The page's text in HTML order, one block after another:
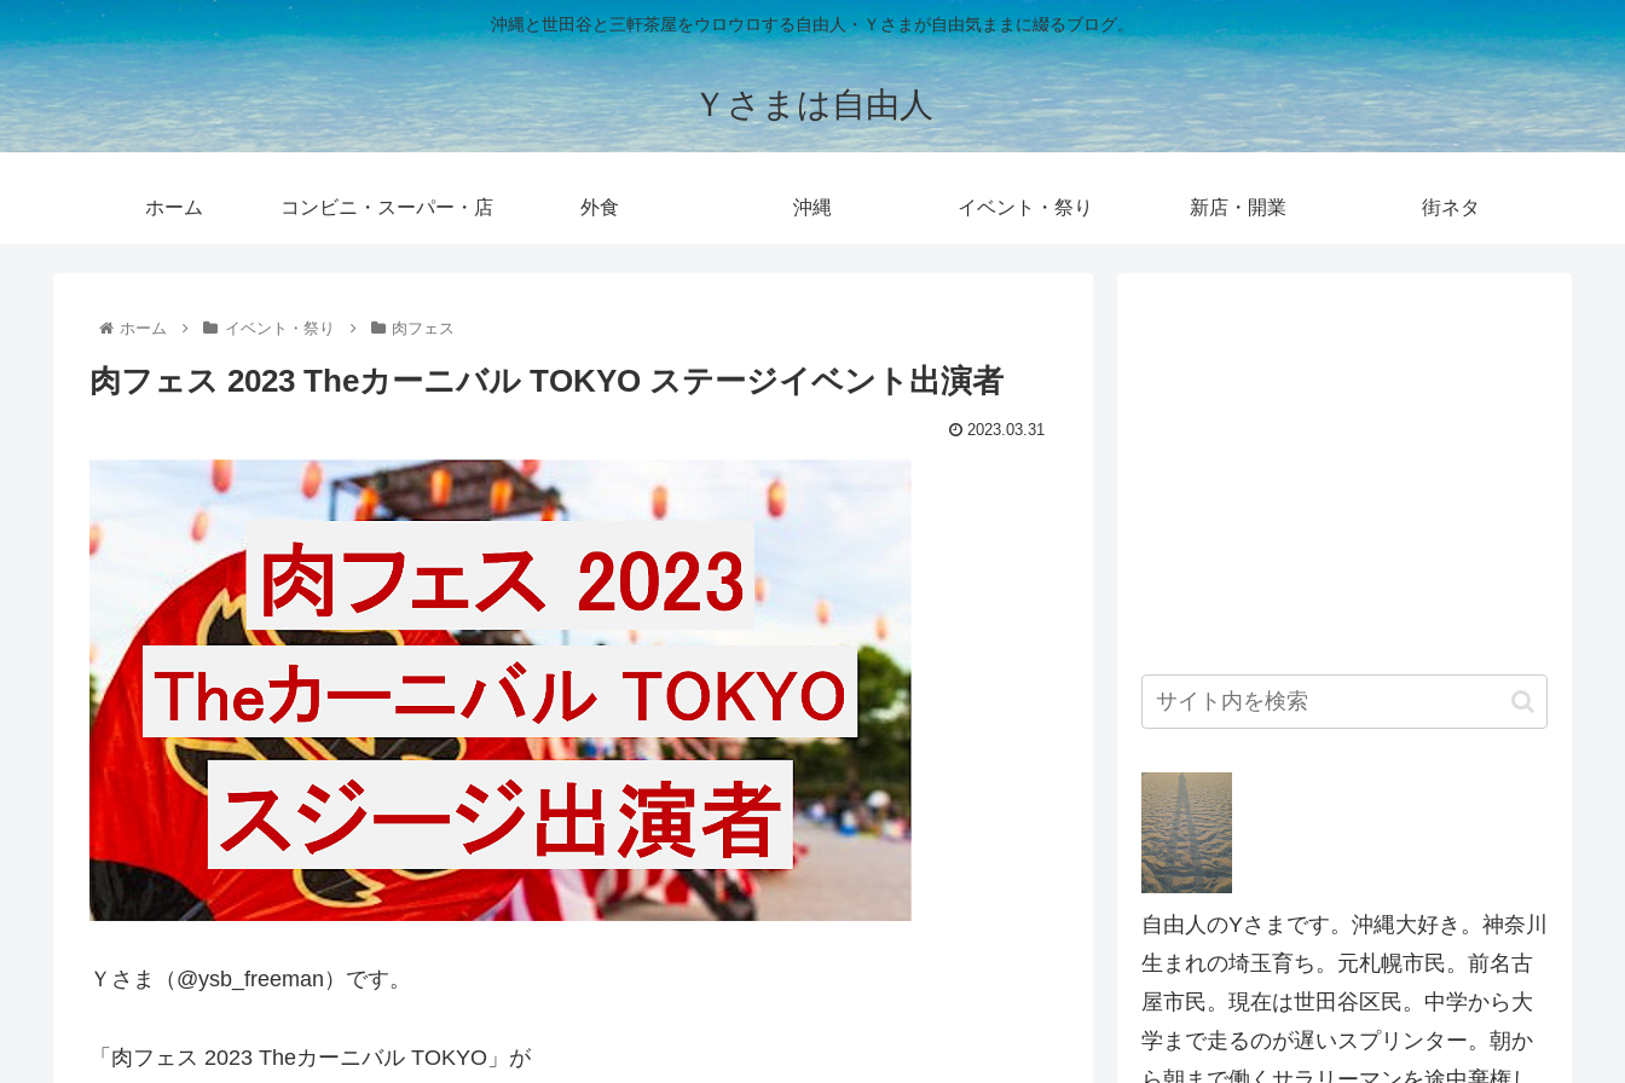
沖縄と世田谷と三軒茶屋をウロウロする自由人・Ｙさまが自由気ままに綴るブログ。
Ｙさまは自由人
ホーム コンビニ・スーパー・店 外食 沖縄 イベント・祭り 新店・開業 街ネタ
ホーム イベント・祭り 肉フェス
肉フェス 2023 Theカーニバル TOKYO ステージイベント出演者
2023.03.31
Ｙさま（@ysb_freeman）です。
「肉フェス 2023 Theカーニバル TOKYO」が
自由人のYさまです。沖縄大好き。神奈川
生まれの埼玉育ち。元札幌市民。前名古
屋市民。現在は世田谷区民。中学から大
学まで走るのが遅いスプリンター。朝か